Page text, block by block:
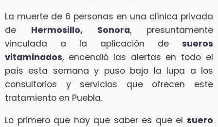
La muerte de 6 personas en una clínica privada
de Hermosillo, Sonora, presuntamente
vinculada a la aplicación de sueros
vitaminados, encendió las alertas en todo el
país esta semana y puso bajo la lupa a los
consultorios y servicios que ofrecen este
tratamiento en Puebla.
Lo primero que hay que saber es que el suero